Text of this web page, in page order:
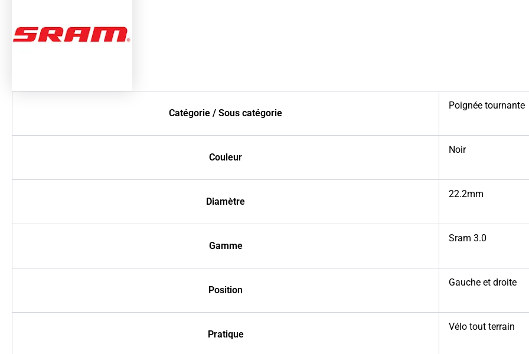
Catégorie / Sous catégorie
Poignée tournante
Couleur
Noir
Diamètre
22.2mm
Gamme
Sram 3.0
Position
Gauche et droite
Pratique
Vélo tout terrain